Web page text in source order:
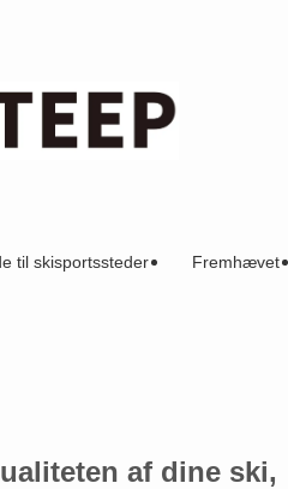
til skisportssteder Fremhævet
af ​​dine ski,